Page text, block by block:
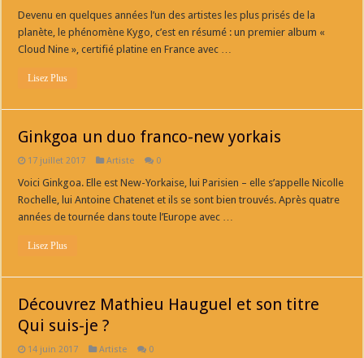
Devenu en quelques années l’un des artistes les plus prisés de la
planète, le phénomène Kygo, c’est en résumé : un premier album «
Cloud Nine », certifié platine en France avec …
Lisez Plus
Ginkgoa un duo franco-new yorkais
17 juillet 2017 Artiste 0
Voici Ginkgoa. Elle est New-Yorkaise, lui Parisien – elle s’appelle Nicolle
Rochelle, lui Antoine Chatenet et ils se sont bien trouvés. Après quatre
années de tournée dans toute l’Europe avec …
Lisez Plus
Découvrez Mathieu Hauguel et son titre
Qui suis-je ?
14 juin 2017 Artiste 0